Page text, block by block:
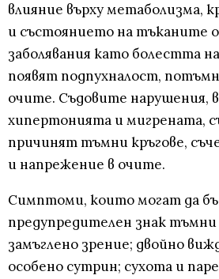
влияние върху метаболизма,
и състоянието на тъканите
заболявания като болестта
появят подпухналост,
очите. Съдовите нарушения,
хипертонията и мигрената,
причинят тъмни кръгове,
и напрежение в очите.
Симптоми, които могат да
предупредителен знак тъмни
замъглено зрение; двойно
особено сутрин; сухота и